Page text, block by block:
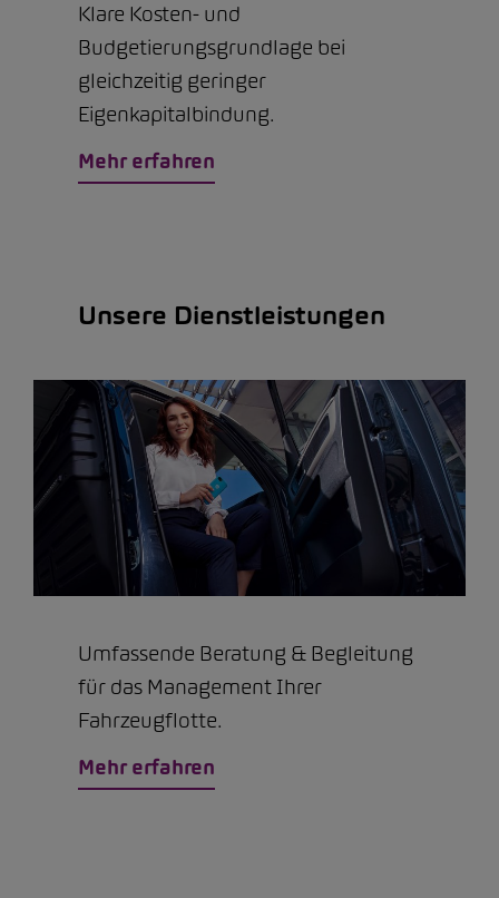
Klare Kosten- und
Budgetierungsgrundlage bei
gleichzeitig geringer
Eigenkapitalbindung.
Mehr erfahren
Unsere Dienstleistungen
Umfassende Beratung & Begleitung
für das Management Ihrer
Fahrzeugflotte.
Mehr erfahren